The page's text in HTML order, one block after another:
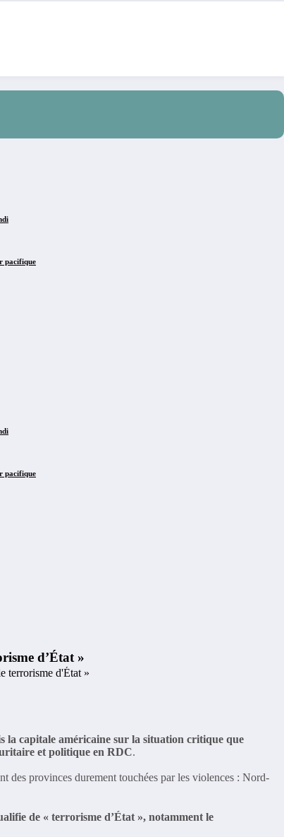
pacifique
pacifique
d’État »
la capitale américaine sur la situation critique que
et politique en RDC.
des provinces durement touchées par les violences : Nord-
de « terrorisme d’État », notamment le